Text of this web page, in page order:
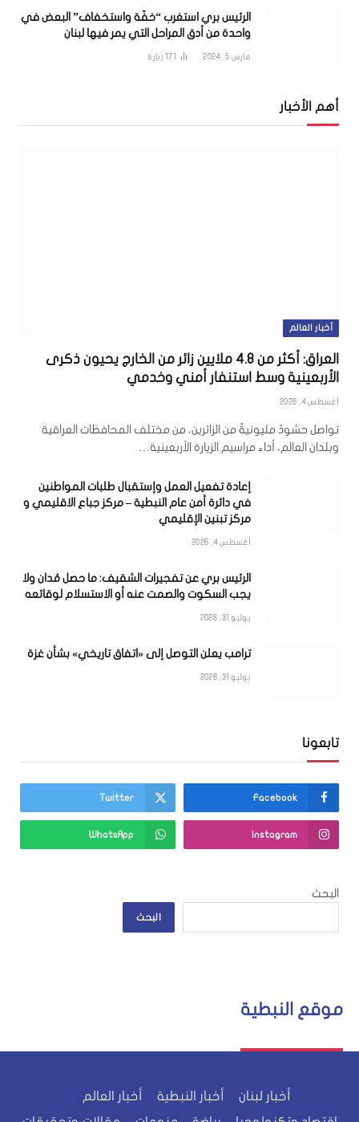
الرئيس بري استغرب “خفّة واستخفاف” البعض في
واحدة من أدق المراحل التي يمر فيها لبنان
مارس 5, 2024 171 زيارة
أهم الأخبار
أخبار العالم
العراق: أكثر من 4.8 ملايين زائر من الخارج يحيون ذكرى
الأربعينية وسط استنفار أمني وخدمي
أغسطس 4, 2026
تواصل حشودٌ مليونيةٌ من الزائرين، من مختلف المحافظات العراقية
وبلدان العالم، أداء مراسيم الزيارة الأربعينية…
إعادة تفعيل العمل وإستقبال طلبات المواطنين
في دائرة أمن عام النبطية – مركز جباع الاقليمي و
مركز تبنين الإقليمي
أغسطس 4, 2026
الرئيس بري عن تفجيرات الشقيف: ما حصل مُدان ولا
يجب السكوت والصمت عنه أو الاستسلام لوقائعه
يوليو 31, 2026
ترامب يعلن التوصل إلى «اتفاق تاريخي» بشأن غزة
يوليو 31, 2026
تابعونا
Facebook
Twitter
Instagram
WhatsApp
البحث
البحث
موقع النبطية
أخبار لبنان أخبار النبطية
أخبار العالم